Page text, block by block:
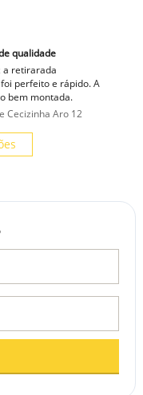
qualidade
a retirarada
perfeito e rápido. A
bem montada.
Cecizinha Aro 12